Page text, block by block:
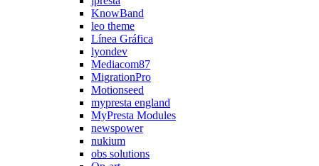
KnowBand
leo theme
Línea Gráfica
lyondev
Mediacom87
MigrationPro
Motionseed
mypresta england
MyPresta Modules
newspower
nukium
obs solutions